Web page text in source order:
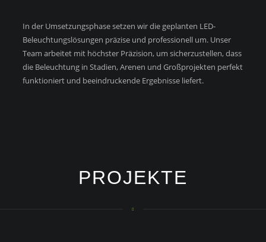
In der Umsetzungsphase setzen wir die geplanten LED-
Beleuchtungslösungen präzise und professionell um. Unser
Team arbeitet mit höchster Präzision, um sicherzustellen, dass
die Beleuchtung in Stadien, Arenen und Großprojekten perfekt
funktioniert und beeindruckende Ergebnisse liefert.
PROJEKTE